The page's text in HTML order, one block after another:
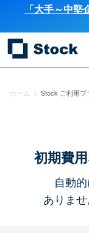
「大手～中
ホーム > Stock ご利用プ
初期費
自動
ありま